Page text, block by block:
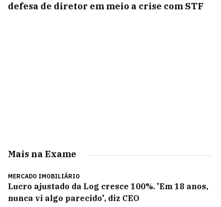
defesa de diretor em meio a crise com STF
Mais na Exame
MERCADO IMOBILIÁRIO
Lucro ajustado da Log cresce 100%. 'Em 18 anos,
nunca vi algo parecido', diz CEO